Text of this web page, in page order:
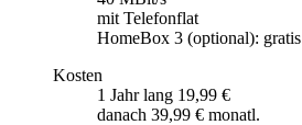
mit Telefonflat
HomeBox 3 (optional): gratis
Kosten
1 Jahr lang 19,99 €
danach 39,99 € monatl.